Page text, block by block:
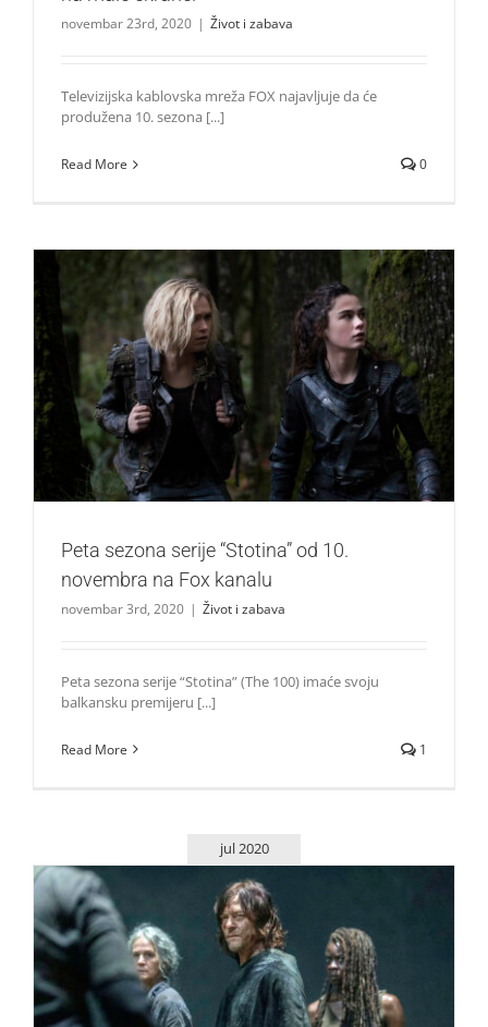
novembar 23rd, 2020 | Život i zabava
Televizijska kablovska mreža FOX najavljuje da će
produžena 10. sezona [...]
Read More 0
Peta sezona serije “Stotina” od 10. novembra na Fox
kanalu
Život i zabava
Peta sezona serije “Stotina” od 10.
novembra na Fox kanalu
novembar 3rd, 2020 | Život i zabava
Peta sezona serije “Stotina” (The 100) imaće svoju
balkansku premijeru [...]
Read More 1
jul 2020
Poslednja epizoda 10. sezone serije OKRUŽEN MRTVIMA
na kanalu FOX – 5. oktobra